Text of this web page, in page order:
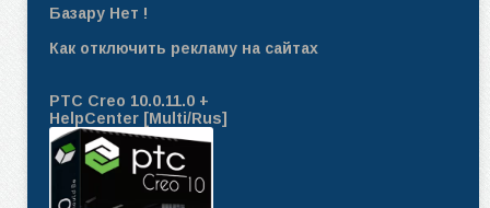
Базару Нет !
Как отключить рекламу на сайтах
PTC Creo 10.0.11.0 +
HelpCenter [Multi/Rus]